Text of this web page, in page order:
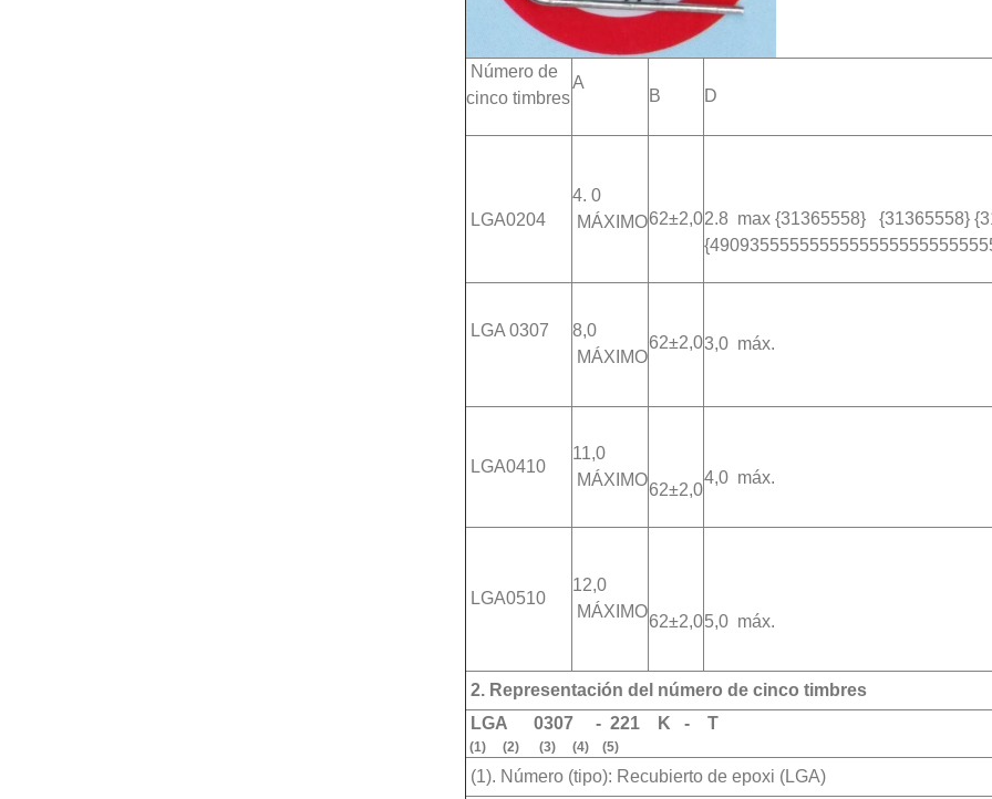
Número de
cinco timbres
A
B D
LGA0204
4. 0
MÁXIMO62±2,02.8 max {31365558} {31365558}
LGA 0307
8,0
MÁXIMO
62±2,03,0 máx.
LGA0410
11,0
MÁXIMO
62±2,0
4,0 máx.
LGA0510
12,0
MÁXIMO
62±2,05,0 máx.
2. Representación del número de cinco timbres
LGA
0307 - 221 K - T
(1) (2) (3) (4) (5)
(1). Número (tipo): Recubierto de epoxi (LGA)